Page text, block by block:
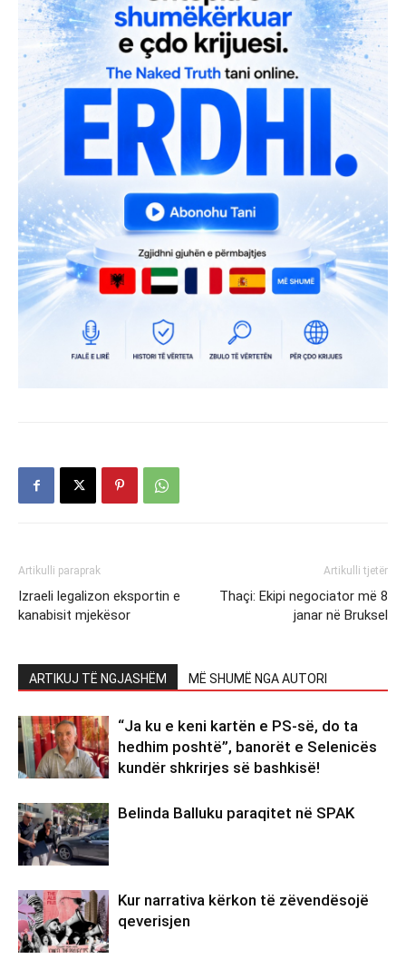
Artikulli paraprak
Izraeli legalizon eksportin e
kanabisit mjekësor
Artikulli tjetër
Thaçi: Ekipi negociator më 8
janar në Bruksel
ARTIKUJ TË NGJASHËM MË SHUMË NGA AUTORI
“Ja ku e keni kartën e PS-së, do ta
hedhim poshtë”, banorët e Selenicës
kundër shkrirjes së bashkisë!
Belinda Balluku paraqitet në SPAK
Kur narrativa kërkon të zëvendësojë
qeverisjen